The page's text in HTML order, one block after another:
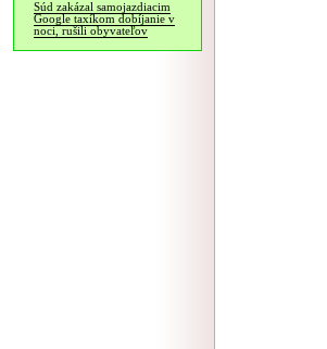
Súd zakázal samojazdiacim
Google taxíkom dobíjanie v
noci, rušili obyvateľov